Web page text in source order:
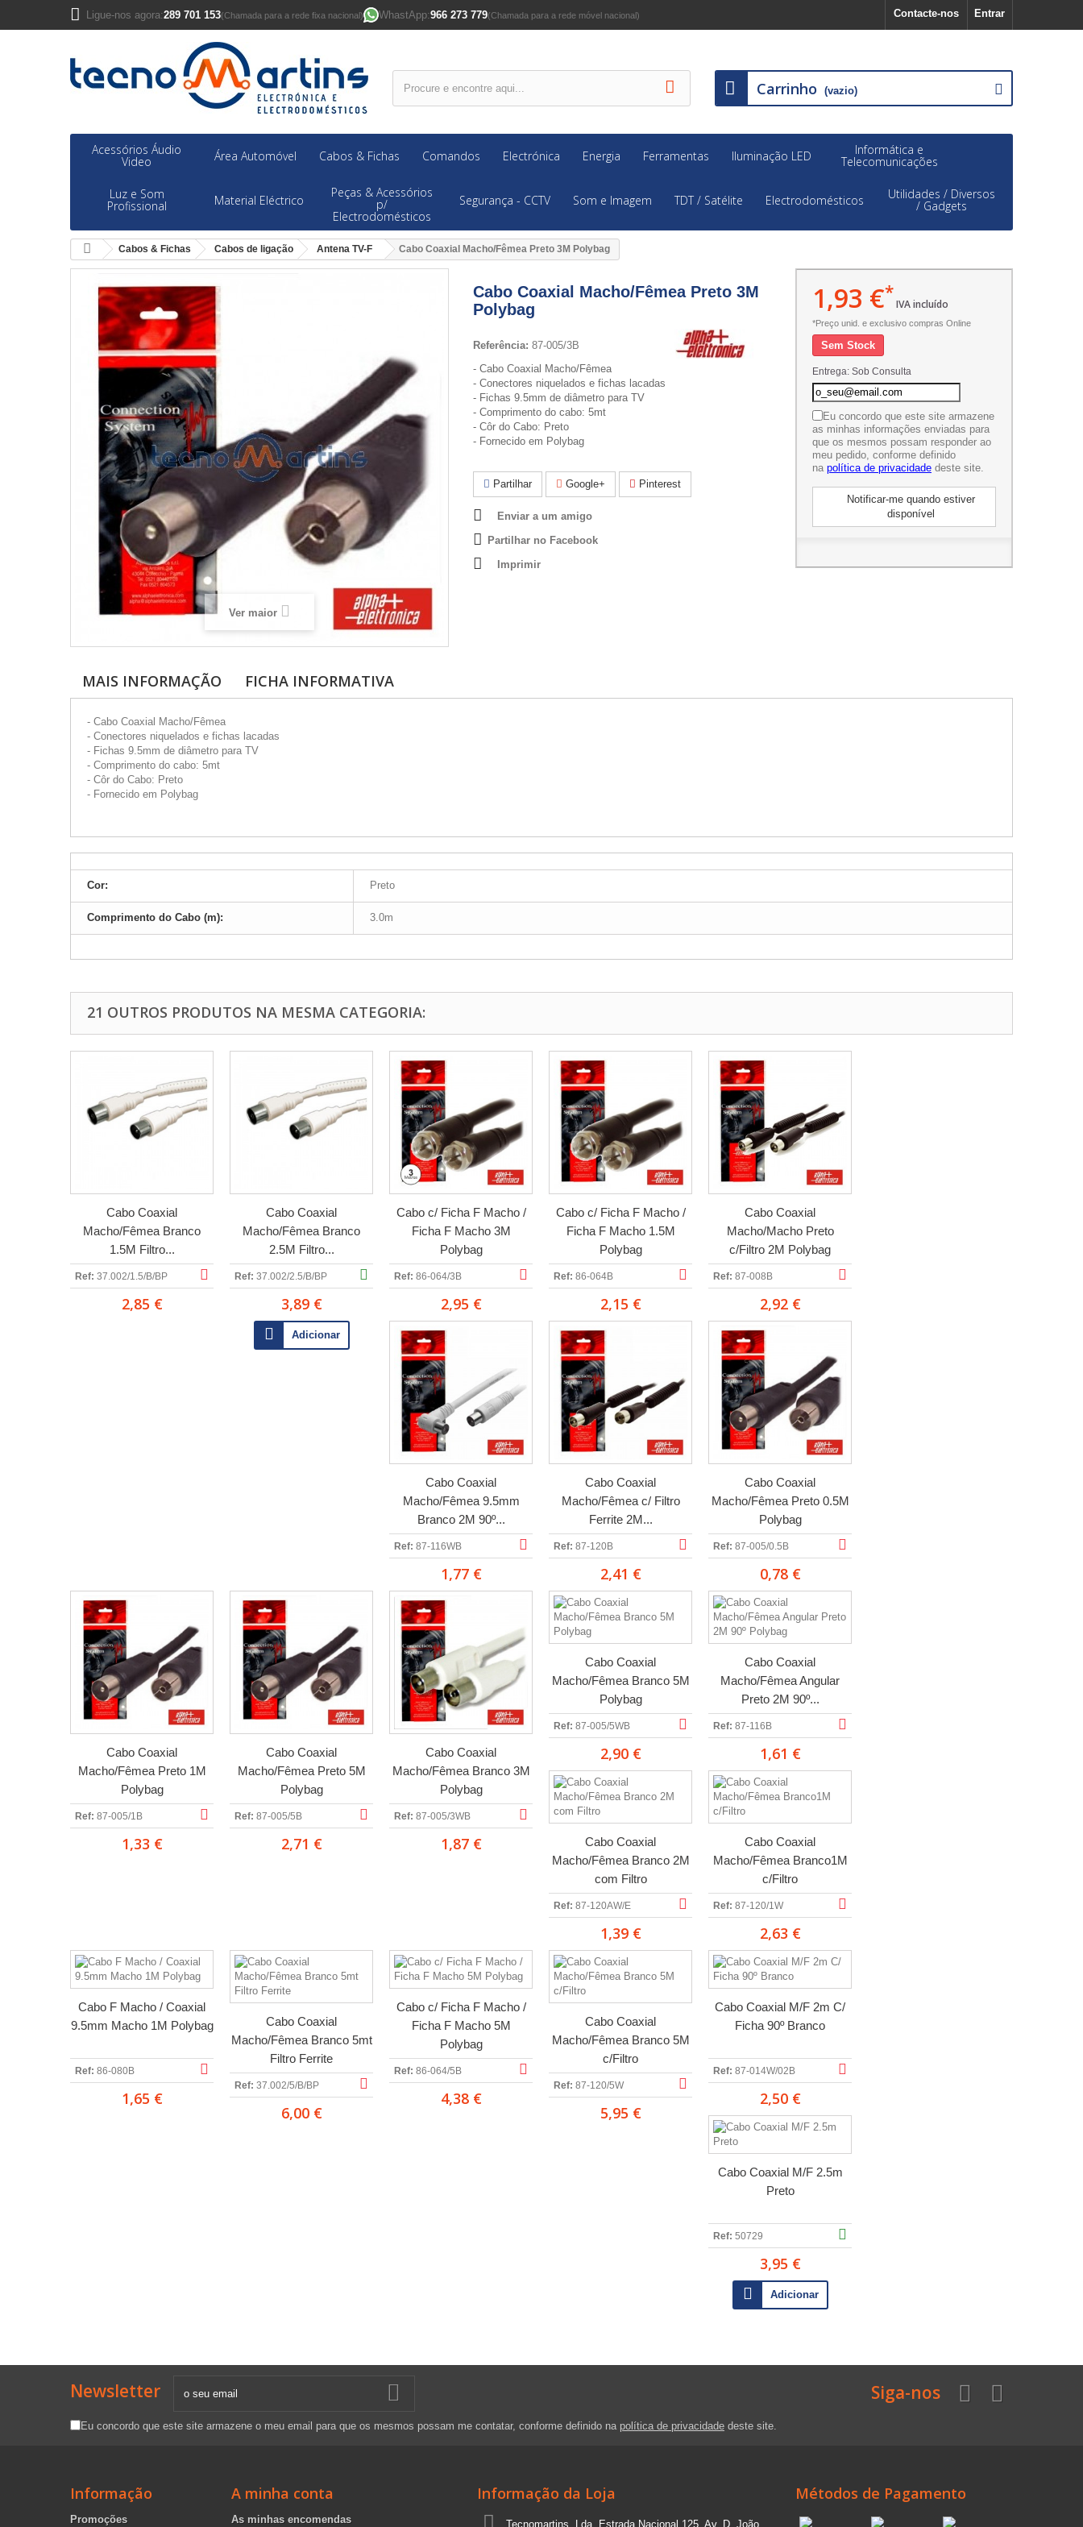
Entrar
Contacte-nos
Ligue-nos agora:289 701 153(Chamada para a rede fixa nacional) WhastApp:966 273 779(Chamada para a rede móvel nacional)
Carrinho (vazio)
Acessórios Áudio
Video Área Automóvel Cabos & Fichas Comandos Electrónica Energia Ferramentas Iluminação LED Informática e
Telecomunicações
Luz e Som
Profissional Material Eléctrico
Peças & Acessórios
p/
Electrodomésticos
Segurança - CCTV Som e Imagem TDT / Satélite Electrodomésticos Utilidades / Diversos
/ Gadgets
Cabos & Fichas Cabos de ligação Antena TV-F Cabo Coaxial Macho/Fêmea Preto 3M Polybag
Ver maior
Cabo Coaxial Macho/Fêmea Preto 3M
Polybag
Referência: 87-005/3B
- Cabo Coaxial Macho/Fêmea
- Conectores niquelados e fichas lacadas
- Fichas 9.5mm de diâmetro para TV
- Comprimento do cabo: 5mt
- Côr do Cabo: Preto
- Fornecido em Polybag
Partilhar Google+ Pinterest
Enviar a um amigo
Partilhar no Facebook
Imprimir
1,93 €*
IVA incluído
*Preço unid. e exclusivo compras Online
Sem Stock
Entrega: Sob Consulta
Eu concordo que este site armazene
as minhas informações enviadas para
que os mesmos possam responder ao
meu pedido, conforme definido
na política de privacidadedeste site.
Notificar-me quando estiver
disponível
MAIS INFORMAÇÃO FICHA INFORMATIVA
- Cabo Coaxial Macho/Fêmea
- Conectores niquelados e fichas lacadas
- Fichas 9.5mm de diâmetro para TV
- Comprimento do cabo: 5mt
- Côr do Cabo: Preto
- Fornecido em Polybag
Cor: Preto
Comprimento do Cabo (m): 3.0m
21 OUTROS PRODUTOS NA MESMA CATEGORIA:
Cabo Coaxial
Macho/Fêmea Branco
1.5M Filtro...
Ref: 37.002/1.5/B/BP
2,85 €
Cabo Coaxial
Macho/Fêmea Branco
2.5M Filtro...
Ref: 37.002/2.5/B/BP
3,89 €
Adicionar
Cabo c/ Ficha F Macho /
Ficha F Macho 3M
Polybag
Ref: 86-064/3B
2,95 €
Cabo c/ Ficha F Macho /
Ficha F Macho 1.5M
Polybag
Ref: 86-064B
2,15 €
Cabo Coaxial
Macho/Macho Preto
c/Filtro 2M Polybag
Ref: 87-008B
2,92 €
Cabo Coaxial
Macho/Fêmea 9.5mm
Branco 2M 90º...
Ref: 87-116WB
1,77 €
Cabo Coaxial
Macho/Fêmea c/ Filtro
Ferrite 2M...
Ref: 87-120B
2,41 €
Cabo Coaxial
Macho/Fêmea Preto 0.5M
Polybag
Ref: 87-005/0.5B
0,78 €
Cabo Coaxial
Macho/Fêmea Preto 1M
Polybag
Ref: 87-005/1B
1,33 €
Cabo Coaxial
Macho/Fêmea Preto 5M
Polybag
Ref: 87-005/5B
2,71 €
Cabo Coaxial
Macho/Fêmea Branco 3M
Polybag
Ref: 87-005/3WB
1,87 €
Cabo Coaxial
Macho/Fêmea Branco 5M
Polybag
Ref: 87-005/5WB
2,90 €
Cabo Coaxial
Macho/Fêmea Angular
Preto 2M 90º...
Ref: 87-116B
1,61 €
Cabo Coaxial
Macho/Fêmea Branco 2M
com Filtro
Ref: 87-120AW/E
1,39 €
Cabo Coaxial
Macho/Fêmea Branco1M
c/Filtro
Ref: 87-120/1W
2,63 €
Cabo F Macho / Coaxial
9.5mm Macho 1M Polybag
Ref: 86-080B
1,65 €
Cabo Coaxial
Macho/Fêmea Branco 5mt
Filtro Ferrite
Ref: 37.002/5/B/BP
6,00 €
Cabo c/ Ficha F Macho /
Ficha F Macho 5M
Polybag
Ref: 86-064/5B
4,38 €
Cabo Coaxial
Macho/Fêmea Branco 5M
c/Filtro
Ref: 87-120/5W
5,95 €
Cabo Coaxial M/F 2m C/
Ficha 90º Branco
Ref: 87-014W/02B
2,50 €
Cabo Coaxial M/F 2.5m
Preto
Ref: 50729
3,95 €
Adicionar
Newsletter
Eu concordo que este site armazene o meu email para que os mesmos possam me contatar, conforme definido na política de privacidade deste site.
Siga-nos
Informação
Promoções
A minha conta
As minhas encomendas
Informação da Loja
Tecnomartins, Lda, Estrada Nacional 125, Av. D. João
Métodos de Pagamento